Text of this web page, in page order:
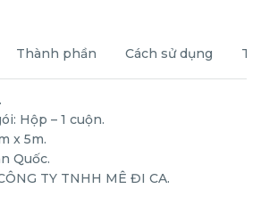
Thành phần Cách sử dụng
Hộp – 1 cuộn.
x 5m.
Quốc.
TY TNHH MÊ ĐI CA.